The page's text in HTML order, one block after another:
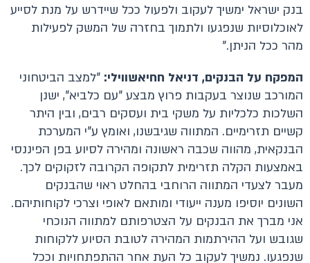
בנק ישראל ימשיך לעקוב ולפעול ככל שיידרש על מנת לסייע
לאוכלוסיות שנפגעו ולתמוך בחזרה של המשק לפעילות
מהר ככל הניתן."
המפקח על הבנקים, דניאל חחיאשווילי: "למצב הביטחוני
המורכב שנוצר בעקבות פרוץ מבצע "עם כלביא", ישנן
השלכות כלכליות על משקי בית ועסקים רבים, ובין היתר
קשיים תזרימיים. המתווה שגיבשנו, ואומץ ע"י המערכת
הבנקאית, מהווה שכבה ראשונה ומהירה לסיוע בפן הפיננסי
באמצעות הקלה תזרימית לתקופה הקרובה לזקוקים לכך.
מעבר לצעדי המתווה הרוחבי בהחלט ראוי שהבנקים
השונים יוסיפו מענה ייעודי ומותאם לאופי וצרכי לקוחותיהם.
אני מברך את הבנקים על הצטרפותם למתווה הנוכחי
שגובש ועל ההירתמות המהירה לטובת הסיוע ללקוחות
שנפגעו. נמשיך לעקוב כל העת אחר ההתפתחויות וככל